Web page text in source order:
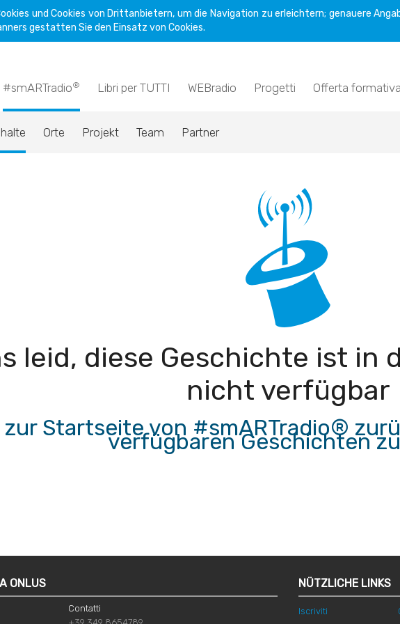
und Cookies von Drittanbietern, um die Navigation zu erleichtern; genauere
gestatten Sie den Einsatz von Cookies.
#smARTradio® Libri per TUTTI WEBradio Progetti Offerta formativa
Orte Projekt Team Partner
leid, diese Geschichte ist in
nicht verfügbar
zur Startseite von #smARTradio®
verfügbaren Geschichten
ONLUS
Contatti
NÜTZLICHE LINKS
Iscriviti